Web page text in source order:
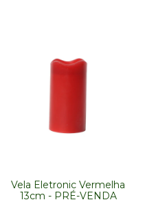
Vela Eletronic Vermelha
13cm - PRÉ-VENDA